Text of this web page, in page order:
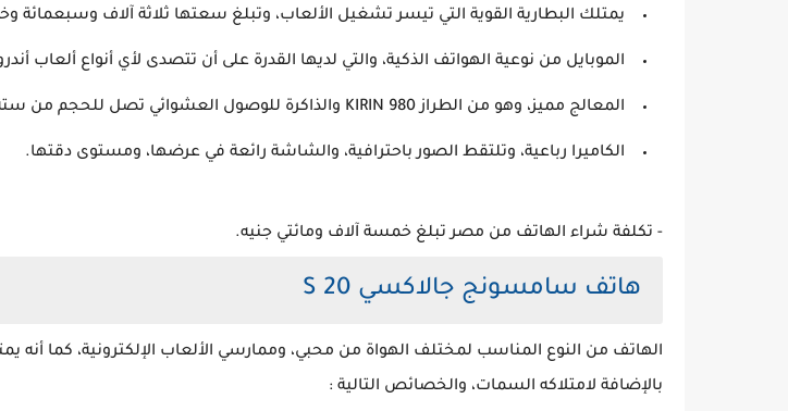
يمتلك البطارية القوية التي تيسر تشغيل الألعاب، وتبلغ سعتها ثلاثة آلاف وسبعمائة
الموبايل من نوعية الهواتف الذكية، والتي لديها القدرة على أن تتصدى لأي أنواع ألعاب
المعالج مميز، وهو من الطراز KIRIN 980 والذاكرة للوصول العشوائي تصل للحجم من ستة إلى ثمانية جيجا رام.
الكاميرا رباعية، وتلتقط الصور باحترافية، والشاشة رائعة في عرضها، ومستوى دقتها.
- تكلفة شراء الهاتف من مصر تبلغ خمسة آلاف ومائتي جنيه.
هاتف سامسونج جالاكسي S 20
الهاتف من النوع المناسب لمختلف الهواة من محبي، وممارسي الألعاب الإلكترونية، كما أنه
بالإضافة لامتلاكه السمات، والخصائص التالية :